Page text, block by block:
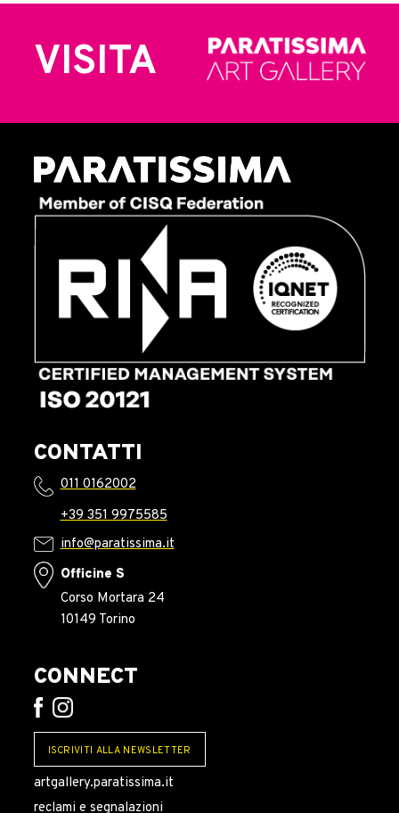
VISITA
CONTATTI
011 0162002
+39 351 9975585
info@paratissima.it
Officine S
Corso Mortara 24
10149 Torino
CONNECT
ISCRIVITI ALLA NEWSLETTER
artgallery.paratissima.it
reclami e segnalazioni